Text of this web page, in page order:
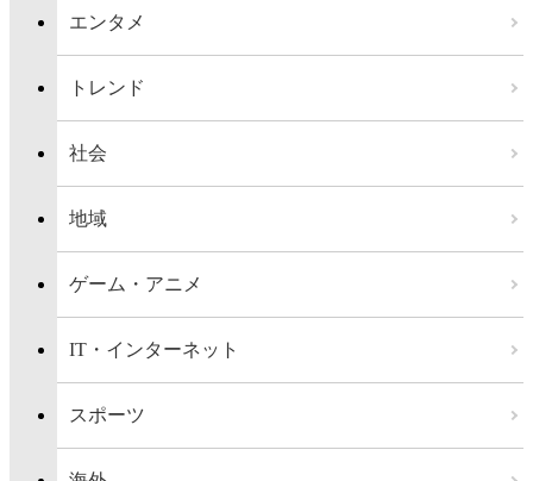
エンタメ
トレンド
社会
地域
ゲーム・アニメ
IT・インターネット
スポーツ